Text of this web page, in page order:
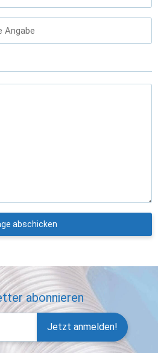
Angabe
abschicken
abonnieren
Jetzt anmelden!